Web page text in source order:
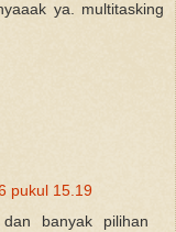
ya. multitasking
pukul 15.19
banyak pilihan